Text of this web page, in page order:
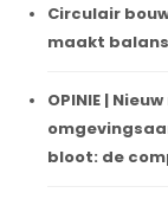
Circulair
maakt
OPINIE |
bloot: de